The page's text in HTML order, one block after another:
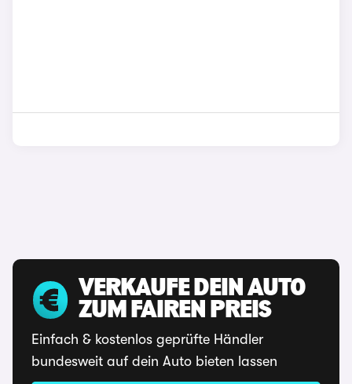
VERKAUFE DEIN AUTO
ZUM FAIREN PREIS
Einfach & kostenlos geprüfte Händler
bundesweit auf dein Auto bieten lassen